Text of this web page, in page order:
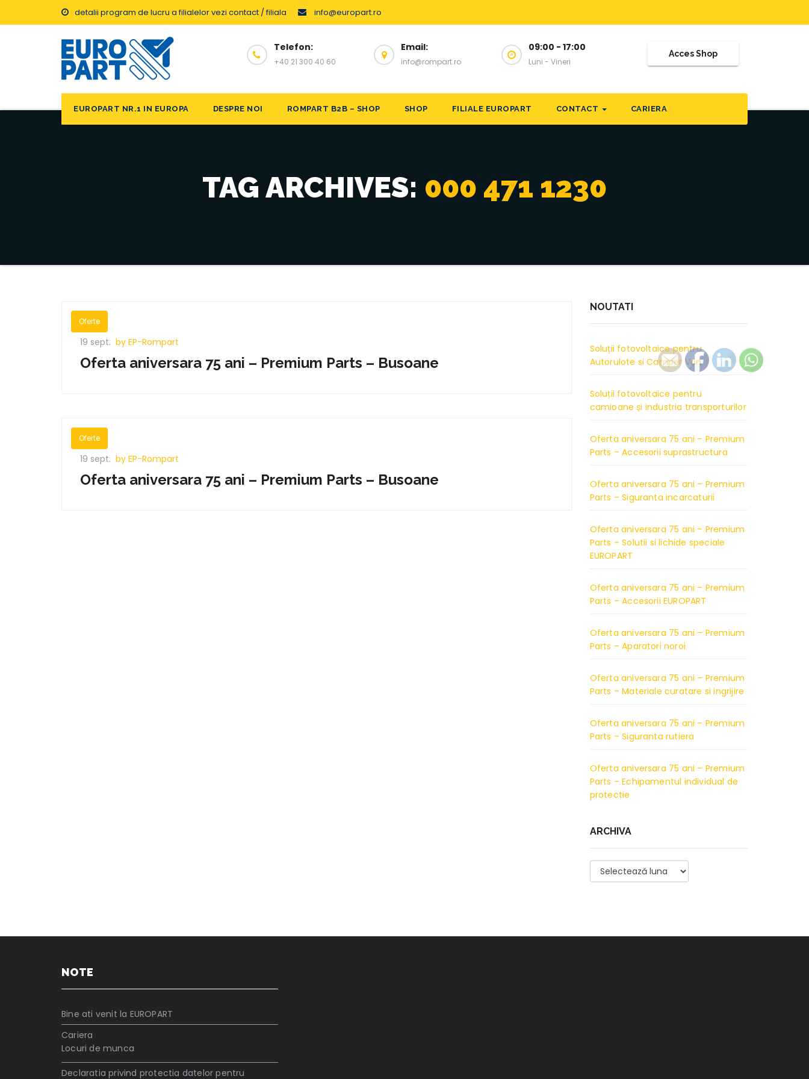
detalii program de lucru a filialelor vezi contact / filiala info@europart.ro
Telefon:
+40 21 300 40 60
Email:
info@rompart.ro
09:00 - 17:00
Luni - Vineri
Acces Shop
EUROPART NR.1 IN EUROPA DESPRE NOI ROMPART B2B – SHOP SHOP FILIALE EUROPART CONTACT CARIERA
TAG ARCHIVES: 000 471 1230
Oferte
19 sept. by EP-Rompart
Oferta aniversara 75 ani – Premium Parts – Busoane
Oferte
19 sept. by EP-Rompart
Oferta aniversara 75 ani – Premium Parts – Busoane
NOUTATI
Soluții fotovoltaice pentru
Autorulote si Camper Van
Soluții fotovoltaice pentru
camioane și industria transporturilor
Oferta aniversara 75 ani – Premium
Parts – Accesorii suprastructura
Oferta aniversara 75 ani – Premium
Parts – Siguranta incarcaturii
Oferta aniversara 75 ani – Premium
Parts – Solutii si lichide speciale
EUROPART
Oferta aniversara 75 ani – Premium
Parts – Accesorii EUROPART
Oferta aniversara 75 ani – Premium
Parts – Aparatori noroi
Oferta aniversara 75 ani – Premium
Parts – Materiale curatare si ingrijire
Oferta aniversara 75 ani – Premium
Parts – Siguranta rutiera
Oferta aniversara 75 ani – Premium
Parts – Echipamentul individual de
protectie
ARCHIVA
Archiva
NOTE
Bine ati venit la EUROPART
Cariera
Locuri de munca
Declaratia privind protectia datelor pentru